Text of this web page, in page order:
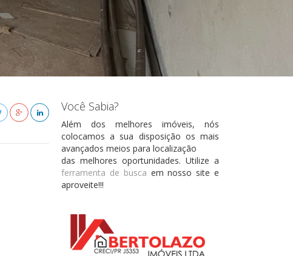
Você Sabia?
Além dos melhores imóveis, nós
colocamos a sua disposição os mais
avançados meios para localização
das melhores oportunidades. Utilize a
ferramenta de busca em nosso site e
aproveite!!!